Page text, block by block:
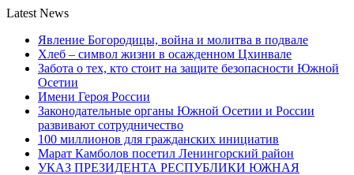
Latest News
Явление Богородицы, война и молитва в подвале
Хлеб – символ жизни в осажденном Цхинвале
Забота о тех, кто стоит на защите безопасности Южной
Осетии
Имени Героя России
Законодательные органы Южной Осетии и России
развивают сотрудничество
100 миллионов для гражданских инициатив
Марат Камболов посетил Ленингорский район
УКАЗ ПРЕЗИДЕНТА РЕСПУБЛИКИ ЮЖНАЯ